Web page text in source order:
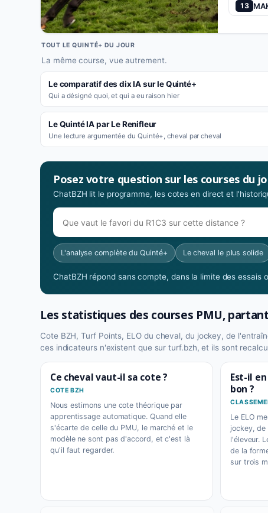
13
TOUT LE QUINTÉ+ DU JOUR
La même course, vue autrement.
Le comparatif des dix IA sur le Quinté+
Qui a désigné quoi, et qui a eu raison hier
Le Quinté IA par Le Renifleur
Une lecture argumentée du Quinté+, cheval par cheval
Posez votre question sur les courses du
ChatBZH lit le programme, les cotes en direct et
L'analyse complète du Quinté+ Le cheval le plus solide
ChatBZH répond sans compte, dans la limite des
Les statistiques des courses PMU,
Cote BZH, Turf Points, ELO du cheval, du jockey, de
ces indicateurs n'existent que sur turf.bzh, et ils sont
Ce cheval vaut-il sa cote ?
COTE BZH
Nous estimons une cote théorique par
apprentissage automatique. Quand elle
s'écarte de celle du PMU, le marché et le
modèle ne sont pas d'accord, et c'est là
qu'il faut regarder.
Est-il
bon ?
Le ELO
jockey,
l'éleveur.
de la
sur trois